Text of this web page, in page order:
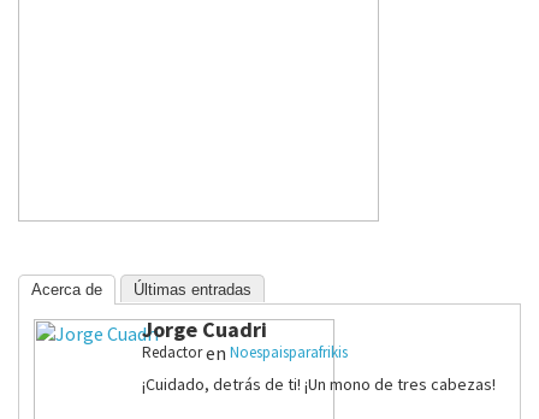
Acerca de Últimas entradas
Jorge Cuadri
Redactoren Noespaisparafrikis
¡Cuidado, detrás de ti! ¡Un mono de tres cabezas!